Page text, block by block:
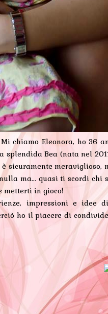
chiamo Eleonora, ho 36
splendida Bea (nata nel
sicuramente
ma... quasi ti scordi
metterti in gioco!
impressioni e idee
ho il piacere di